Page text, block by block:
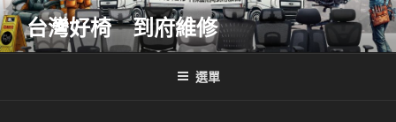
跳
至
主
台灣好椅 到府維修
選單